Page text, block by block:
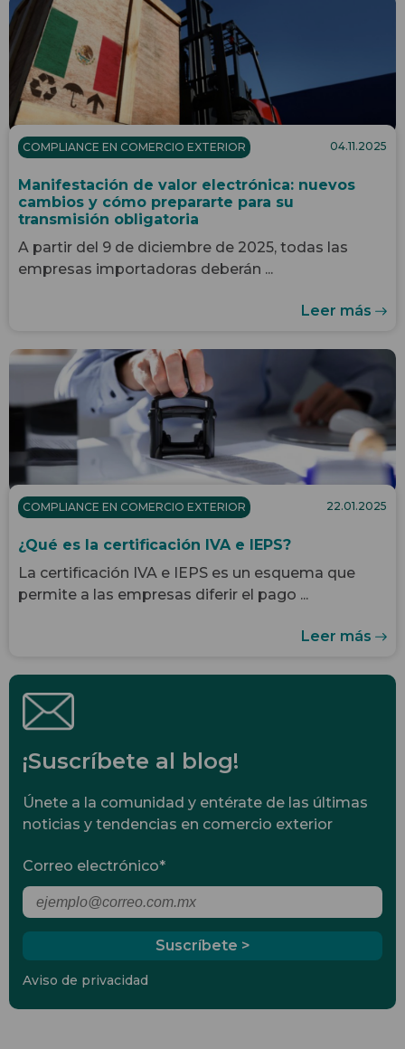
COMPLIANCE EN COMERCIO EXTERIOR 04.11.2025
Manifestación de valor electrónica: nuevos
cambios y cómo prepararte para su
transmisión obligatoria
A partir del 9 de diciembre de 2025, todas las
empresas importadoras deberán ...
Leer más
COMPLIANCE EN COMERCIO EXTERIOR 22.01.2025
¿Qué es la certificación IVA e IEPS?
La certificación IVA e IEPS es un esquema que
permite a las empresas diferir el pago ...
Leer más
¡Suscríbete al blog!
Únete a la comunidad y entérate de las últimas
noticias y tendencias en comercio exterior
Correo electrónico*
Aviso de privacidad